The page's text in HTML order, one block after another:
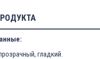
гладкий.